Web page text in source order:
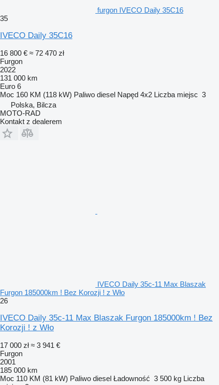
furgon IVECO Daily 35C16
35
IVECO Daily 35C16
16 800 € ≈ 72 470 zł
Furgon
2022
131 000 km
Euro 6
Moc 160 KM (118 kW) Paliwo diesel Napęd 4x2 Liczba miejsc 3
Polska, Bilcza
MOTO-RAD
Kontakt z dealerem
IVECO Daily 35c-11 Max Blaszak
Furgon 185000km ! Bez Korozji ! z Wło
26
IVECO Daily 35c-11 Max Blaszak Furgon 185000km ! Bez
Korozji ! z Wło
17 000 zł ≈ 3 941 €
Furgon
2001
185 000 km
Moc 110 KM (81 kW) Paliwo diesel Ładowność 3 500 kg Liczba